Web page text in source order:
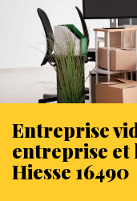
Entreprise
entreprise
Hiesse 16490